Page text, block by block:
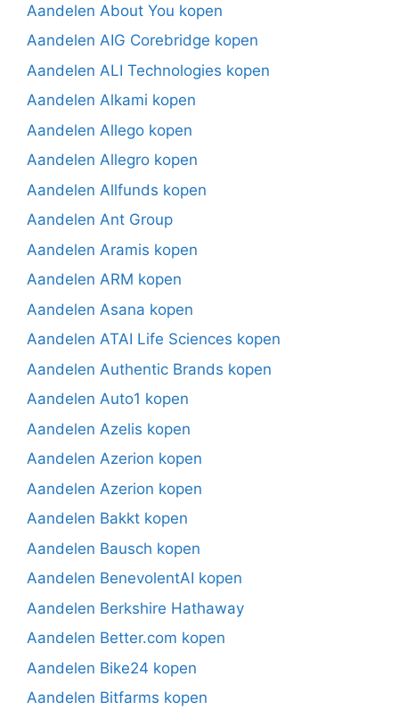
Aandelen About You kopen
Aandelen AIG Corebridge kopen
Aandelen ALI Technologies kopen
Aandelen Alkami kopen
Aandelen Allego kopen
Aandelen Allegro kopen
Aandelen Allfunds kopen
Aandelen Ant Group
Aandelen Aramis kopen
Aandelen ARM kopen
Aandelen Asana kopen
Aandelen ATAI Life Sciences kopen
Aandelen Authentic Brands kopen
Aandelen Auto1 kopen
Aandelen Azelis kopen
Aandelen Azerion kopen
Aandelen Azerion kopen
Aandelen Bakkt kopen
Aandelen Bausch kopen
Aandelen BenevolentAI kopen
Aandelen Berkshire Hathaway
Aandelen Better.com kopen
Aandelen Bike24 kopen
Aandelen Bitfarms kopen